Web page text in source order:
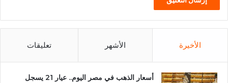
الأخيرة الأشهر تعليقات
أسعار الذهب في مصر اليوم.. عيار 21 يسجل